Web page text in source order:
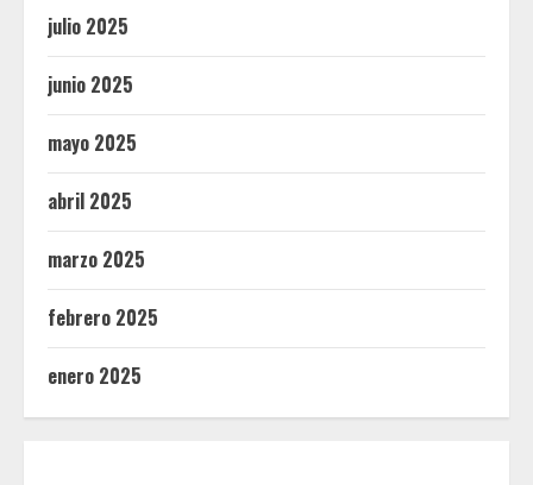
julio 2025
junio 2025
mayo 2025
abril 2025
marzo 2025
febrero 2025
enero 2025